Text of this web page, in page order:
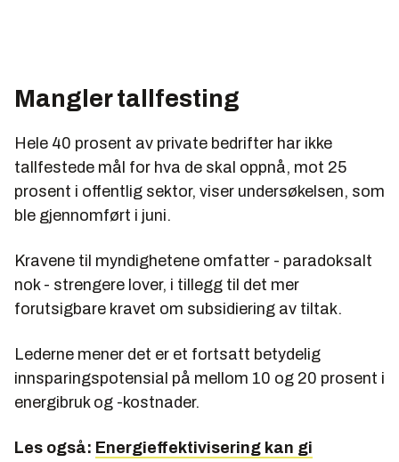
Mangler tallfesting
Hele 40 prosent av private bedrifter har ikke
tallfestede mål for hva de skal oppnå, mot 25
prosent i offentlig sektor, viser undersøkelsen, som
ble gjennomført i juni.
Kravene til myndighetene omfatter - paradoksalt
nok - strengere lover, i tillegg til det mer
forutsigbare kravet om subsidiering av tiltak.
Lederne mener det er et fortsatt betydelig
innsparingspotensial på mellom 10 og 20 prosent i
energibruk og -kostnader.
Les også: Energieffektivisering kan gi